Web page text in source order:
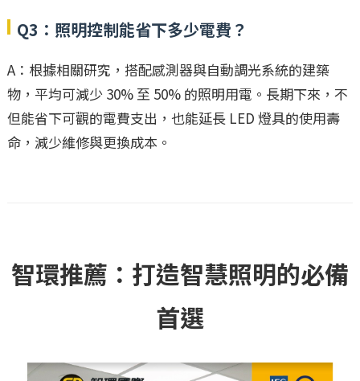
Q3：照明控制能省下多少電費？
A：根據相關研究，搭配感測器與自動調光系統的建築
物，平均可減少 30% 至 50% 的照明用電。長期下來，不
但能省下可觀的電費支出，也能延長 LED 燈具的使用壽
命，減少維修與更換成本。
智環推薦：打造智慧照明的必備
首選